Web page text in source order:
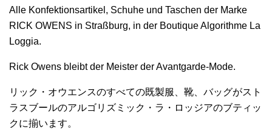
Alle Konfektionsartikel, Schuhe und Taschen der Marke
RICK OWENS in Straßburg, in der Boutique Algorithme La
Loggia.
Rick Owens bleibt der Meister der Avantgarde-Mode.
リック・オウエンスのすべての既製服、靴、バッグがスト
ラスブールのアルゴリズミック・ラ・ロッジアのブティッ
クに揃います。